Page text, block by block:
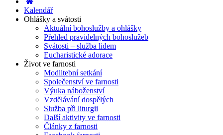
Kalendář
Ohlášky a svátosti
Aktuální bohoslužby a ohlášky
Přehled pravidelných bohoslužeb
Svátosti – služba lidem
Eucharistické adorace
Život ve farnosti
Modlitební setkání
Společenství ve farnosti
Výuka náboženství
Vzdělávání dospělých
Služba při liturgii
Další aktivity ve farnosti
Články z farnosti